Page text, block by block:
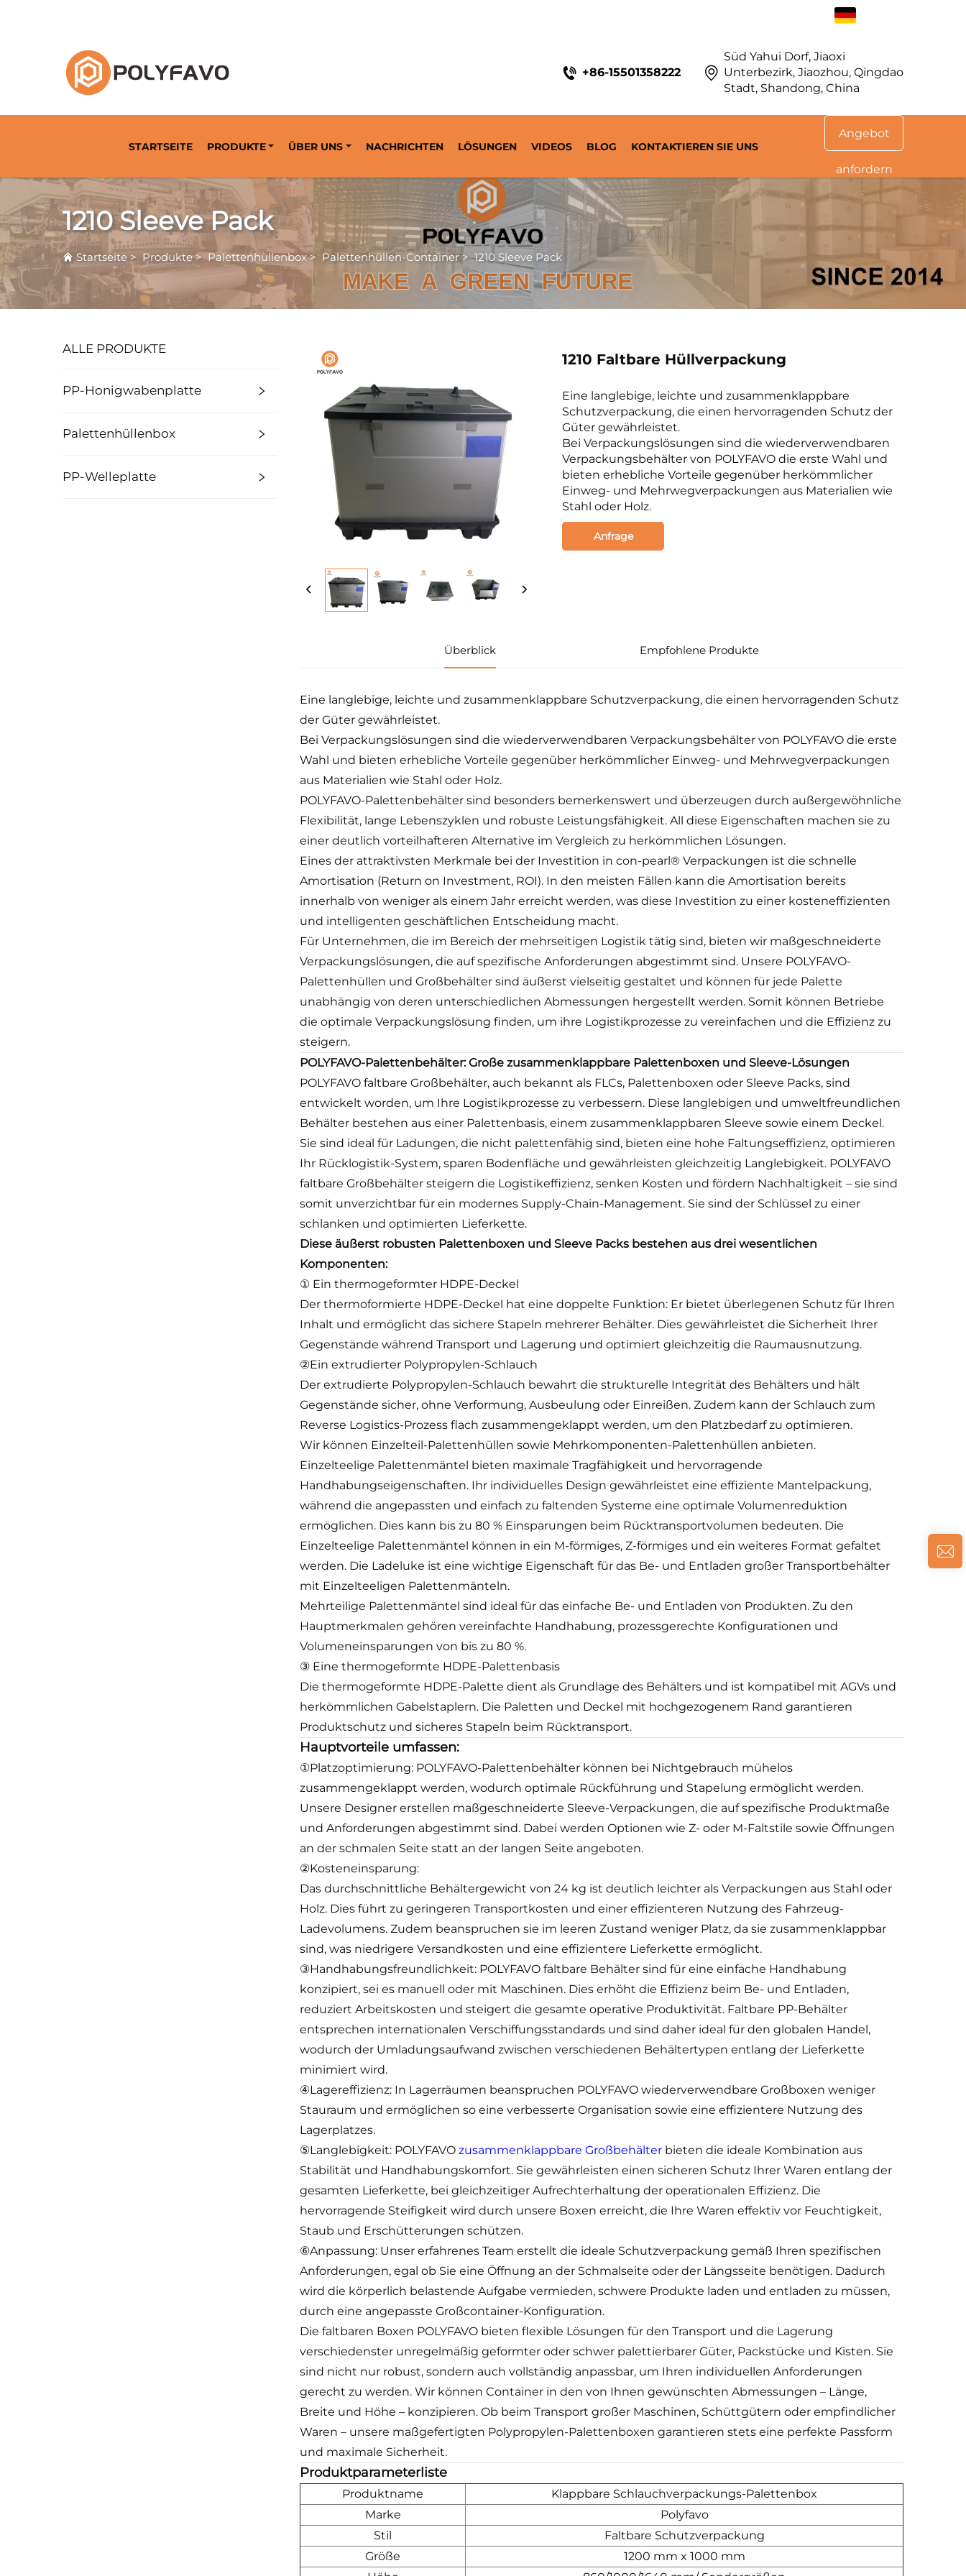
+86-15501358222
Süd Yahui Dorf, Jiaoxi
Unterbezirk, Jiaozhou, Qingdao
Stadt, Shandong, China
STARTSEITE PRODUKTE ÜBER UNS NACHRICHTEN LÖSUNGEN VIDEOS BLOG KONTAKTIEREN SIE UNS
Angebot
anfordern
1210 Sleeve Pack
Startseite> Produkte>Palettenhüllenbox> Palettenhüllen-Container>1210 Sleeve Pack
ALLE PRODUKTE
PP-Honigwabenplatte
Palettenhüllenbox
PP-Welleplatte
1210 Faltbare Hüllverpackung
Eine langlebige, leichte und zusammenklappbare
Schutzverpackung, die einen hervorragenden Schutz der
Güter gewährleistet.
Bei Verpackungslösungen sind die wiederverwendbaren
Verpackungsbehälter von POLYFAVO die erste Wahl und
bieten erhebliche Vorteile gegenüber herkömmlicher
Einweg- und Mehrwegverpackungen aus Materialien wie
Stahl oder Holz.
Anfrage
Überblick Empfohlene Produkte
Eine langlebige, leichte und zusammenklappbare Schutzverpackung, die einen hervorragenden Schutz
der Güter gewährleistet.
Bei Verpackungslösungen sind die wiederverwendbaren Verpackungsbehälter von POLYFAVO die erste
Wahl und bieten erhebliche Vorteile gegenüber herkömmlicher Einweg- und Mehrwegverpackungen
aus Materialien wie Stahl oder Holz.
POLYFAVO-Palettenbehälter sind besonders bemerkenswert und überzeugen durch außergewöhnliche
Flexibilität, lange Lebenszyklen und robuste Leistungsfähigkeit. All diese Eigenschaften machen sie zu
einer deutlich vorteilhafteren Alternative im Vergleich zu herkömmlichen Lösungen.
Eines der attraktivsten Merkmale bei der Investition in con-pearl® Verpackungen ist die schnelle
Amortisation (Return on Investment, ROI). In den meisten Fällen kann die Amortisation bereits
innerhalb von weniger als einem Jahr erreicht werden, was diese Investition zu einer kosteneffizienten
und intelligenten geschäftlichen Entscheidung macht.
Für Unternehmen, die im Bereich der mehrseitigen Logistik tätig sind, bieten wir maßgeschneiderte
Verpackungslösungen, die auf spezifische Anforderungen abgestimmt sind. Unsere POLYFAVO-
Palettenhüllen und Großbehälter sind äußerst vielseitig gestaltet und können für jede Palette
unabhängig von deren unterschiedlichen Abmessungen hergestellt werden. Somit können Betriebe
die optimale Verpackungslösung finden, um ihre Logistikprozesse zu vereinfachen und die Effizienz zu
steigern.
POLYFAVO-Palettenbehälter: Große zusammenklappbare Palettenboxen und Sleeve-Lösungen
POLYFAVO faltbare Großbehälter, auch bekannt als FLCs, Palettenboxen oder Sleeve Packs, sind
entwickelt worden, um Ihre Logistikprozesse zu verbessern. Diese langlebigen und umweltfreundlichen
Behälter bestehen aus einer Palettenbasis, einem zusammenklappbaren Sleeve sowie einem Deckel.
Sie sind ideal für Ladungen, die nicht palettenfähig sind, bieten eine hohe Faltungseffizienz, optimieren
Ihr Rücklogistik-System, sparen Bodenfläche und gewährleisten gleichzeitig Langlebigkeit. POLYFAVO
faltbare Großbehälter steigern die Logistikeffizienz, senken Kosten und fördern Nachhaltigkeit – sie sind
somit unverzichtbar für ein modernes Supply-Chain-Management. Sie sind der Schlüssel zu einer
schlanken und optimierten Lieferkette.
Diese äußerst robusten Palettenboxen und Sleeve Packs bestehen aus drei wesentlichen
Komponenten:
① Ein thermogeformter HDPE-Deckel
Der thermoformierte HDPE-Deckel hat eine doppelte Funktion: Er bietet überlegenen Schutz für Ihren
Inhalt und ermöglicht das sichere Stapeln mehrerer Behälter. Dies gewährleistet die Sicherheit Ihrer
Gegenstände während Transport und Lagerung und optimiert gleichzeitig die Raumausnutzung.
②Ein extrudierter Polypropylen-Schlauch
Der extrudierte Polypropylen-Schlauch bewahrt die strukturelle Integrität des Behälters und hält
Gegenstände sicher, ohne Verformung, Ausbeulung oder Einreißen. Zudem kann der Schlauch zum
Reverse Logistics-Prozess flach zusammengeklappt werden, um den Platzbedarf zu optimieren.
Wir können Einzelteil-Palettenhüllen sowie Mehrkomponenten-Palettenhüllen anbieten.
Einzelteelige Palettenmäntel bieten maximale Tragfähigkeit und hervorragende
Handhabungseigenschaften. Ihr individuelles Design gewährleistet eine effiziente Mantelpackung,
während die angepassten und einfach zu faltenden Systeme eine optimale Volumenreduktion
ermöglichen. Dies kann bis zu 80 % Einsparungen beim Rücktransportvolumen bedeuten. Die
Einzelteelige Palettenmäntel können in ein M-förmiges, Z-förmiges und ein weiteres Format gefaltet
werden. Die Ladeluke ist eine wichtige Eigenschaft für das Be- und Entladen großer Transportbehälter
mit Einzelteeligen Palettenmänteln.
Mehrteilige Palettenmäntel sind ideal für das einfache Be- und Entladen von Produkten. Zu den
Hauptmerkmalen gehören vereinfachte Handhabung, prozessgerechte Konfigurationen und
Volumeneinsparungen von bis zu 80 %.
③ Eine thermogeformte HDPE-Palettenbasis
Die thermogeformte HDPE-Palette dient als Grundlage des Behälters und ist kompatibel mit AGVs und
herkömmlichen Gabelstaplern. Die Paletten und Deckel mit hochgezogenem Rand garantieren
Produktschutz und sicheres Stapeln beim Rücktransport.
Hauptvorteile umfassen:
①Platzoptimierung: POLYFAVO-Palettenbehälter können bei Nichtgebrauch mühelos
zusammengeklappt werden, wodurch optimale Rückführung und Stapelung ermöglicht werden.
Unsere Designer erstellen maßgeschneiderte Sleeve-Verpackungen, die auf spezifische Produktmaße
und Anforderungen abgestimmt sind. Dabei werden Optionen wie Z- oder M-Faltstile sowie Öffnungen
an der schmalen Seite statt an der langen Seite angeboten.
②Kosteneinsparung:
Das durchschnittliche Behältergewicht von 24 kg ist deutlich leichter als Verpackungen aus Stahl oder
Holz. Dies führt zu geringeren Transportkosten und einer effizienteren Nutzung des Fahrzeug-
Ladevolumens. Zudem beanspruchen sie im leeren Zustand weniger Platz, da sie zusammenklappbar
sind, was niedrigere Versandkosten und eine effizientere Lieferkette ermöglicht.
③Handhabungsfreundlichkeit: POLYFAVO faltbare Behälter sind für eine einfache Handhabung
konzipiert, sei es manuell oder mit Maschinen. Dies erhöht die Effizienz beim Be- und Entladen,
reduziert Arbeitskosten und steigert die gesamte operative Produktivität. Faltbare PP-Behälter
entsprechen internationalen Verschiffungsstandards und sind daher ideal für den globalen Handel,
wodurch der Umladungsaufwand zwischen verschiedenen Behältertypen entlang der Lieferkette
minimiert wird.
④Lagereffizienz: In Lagerräumen beanspruchen POLYFAVO wiederverwendbare Großboxen weniger
Stauraum und ermöglichen so eine verbesserte Organisation sowie eine effizientere Nutzung des
Lagerplatzes.
⑤Langlebigkeit: POLYFAVO zusammenklappbare Großbehälter bieten die ideale Kombination aus
Stabilität und Handhabungskomfort. Sie gewährleisten einen sicheren Schutz Ihrer Waren entlang der
gesamten Lieferkette, bei gleichzeitiger Aufrechterhaltung der operationalen Effizienz. Die
hervorragende Steifigkeit wird durch unsere Boxen erreicht, die Ihre Waren effektiv vor Feuchtigkeit,
Staub und Erschütterungen schützen.
⑥Anpassung: Unser erfahrenes Team erstellt die ideale Schutzverpackung gemäß Ihren spezifischen
Anforderungen, egal ob Sie eine Öffnung an der Schmalseite oder der Längsseite benötigen. Dadurch
wird die körperlich belastende Aufgabe vermieden, schwere Produkte laden und entladen zu müssen,
durch eine angepasste Großcontainer-Konfiguration.
Die faltbaren Boxen POLYFAVO bieten flexible Lösungen für den Transport und die Lagerung
verschiedenster unregelmäßig geformter oder schwer palettierbarer Güter, Packstücke und Kisten. Sie
sind nicht nur robust, sondern auch vollständig anpassbar, um Ihren individuellen Anforderungen
gerecht zu werden. Wir können Container in den von Ihnen gewünschten Abmessungen – Länge,
Breite und Höhe – konzipieren. Ob beim Transport großer Maschinen, Schüttgütern oder empfindlicher
Waren – unsere maßgefertigten Polypropylen-Palettenboxen garantieren stets eine perfekte Passform
und maximale Sicherheit.
Produktparameterliste
Produktname
Klappbare Schlauchverpackungs-Palettenbox
Marke
Polyfavo
Stil
Faltbare Schutzverpackung
Größe
1200 mm x 1000 mm